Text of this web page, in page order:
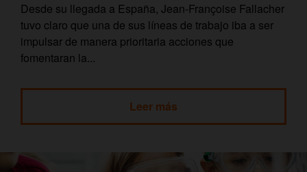
Desde su llegada a España, Jean-Françoise Fallacher
tuvo claro que una de sus líneas de trabajo iba a ser
impulsar de manera prioritaria acciones que
fomentaran la...
Leer más